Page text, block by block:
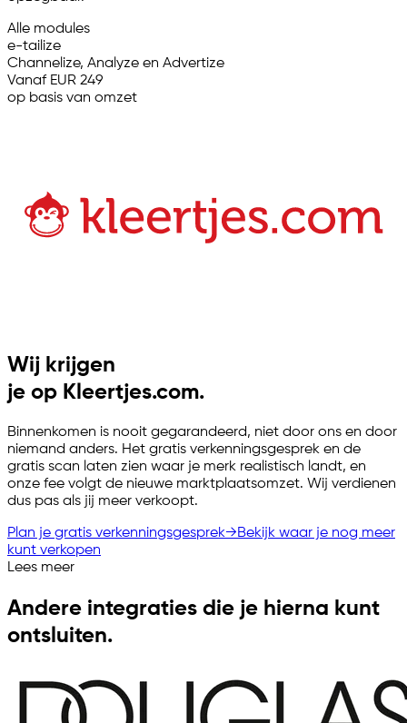
Alle modules
e-tailize
Channelize, Analyze en Advertize
Vanaf EUR 249
op basis van omzet
Wij krijgen
je op Kleertjes.com.
Binnenkomen is nooit gegarandeerd, niet door ons en door
niemand anders. Het gratis verkenningsgesprek en de
gratis scan laten zien waar je merk realistisch landt, en
onze fee volgt de nieuwe marktplaatsomzet. Wij verdienen
dus pas als jij meer verkoopt.
Plan je gratis verkenningsgesprek→Bekijk waar je nog meer
kunt verkopen
Lees meer
Andere integraties die je hierna kunt
ontsluiten.